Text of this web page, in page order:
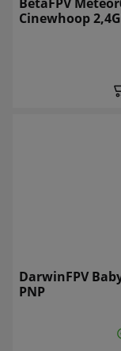
Cinewhoop
DarwinFPV
PNP